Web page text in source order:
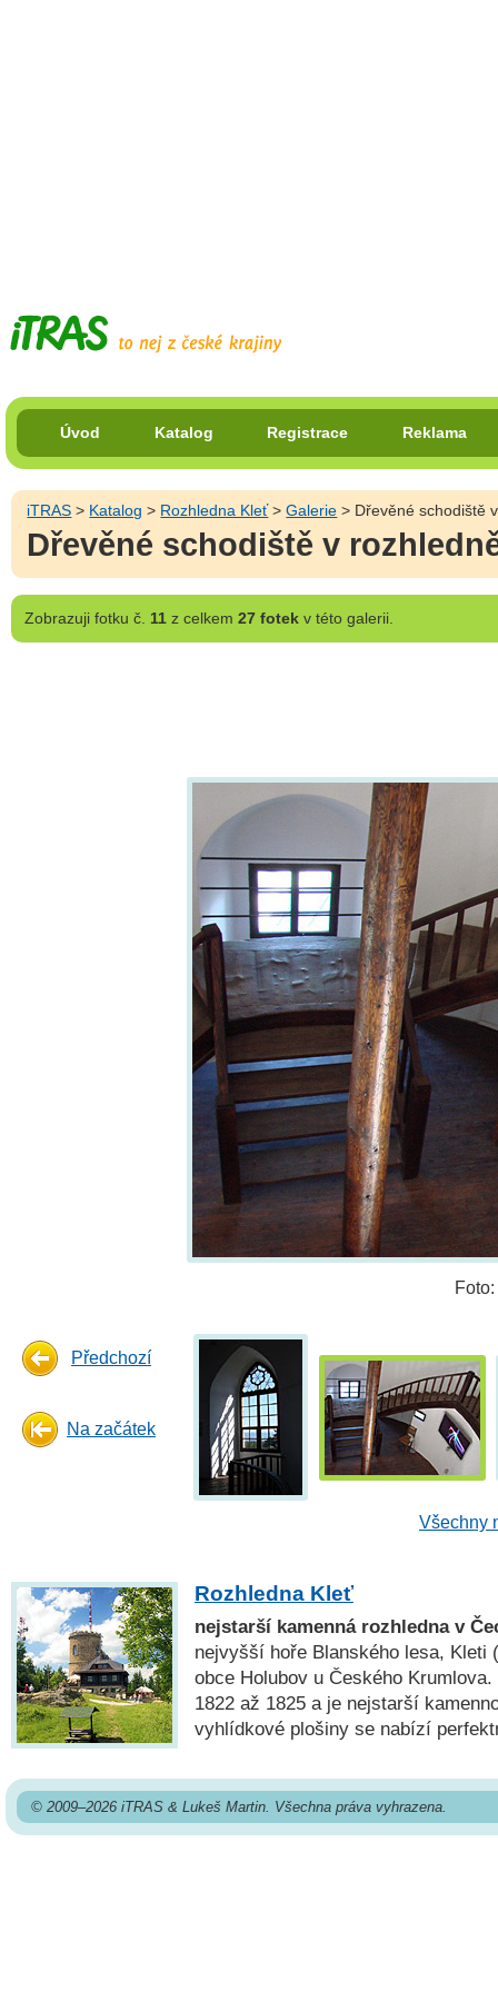
Úvod Katalog Registrace Reklama
iTRAS > Katalog > Rozhledna Kleť>Galerie > Dřevěné schodiště
Dřevěné schodiště v
Zobrazujifotku č. 11z celkem 27 fotekv této galerii.
Foto:
Předchozí
Na začátek
Všechny
Rozhledna Kleť
nejstarší kamenná rozhledna v
nejvyšší hoře Blanského lesa, Kleti
obce Holubov u Českého
1822 až 1825 a je nejstarší
vyhlídkové plošiny se nabízí
© 2009–2026 iTRAS & Lukeš Martin. Všechna práva vyhrazena.